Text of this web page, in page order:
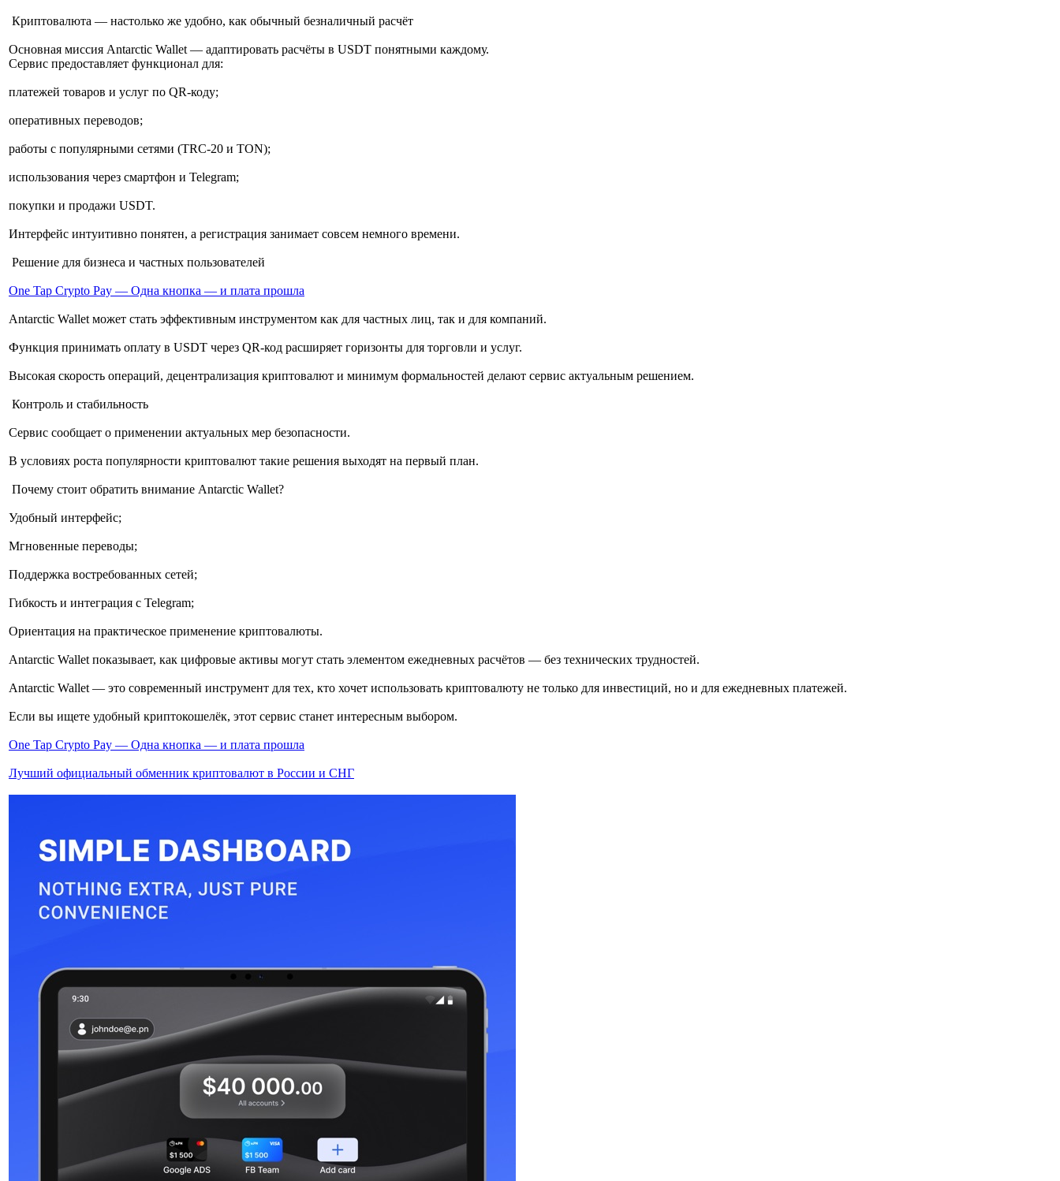
Криптовалюта — настолько же удобно, как обычный безналичный расчёт
Основная миссия Antarctic Wallet — адаптировать расчёты в USDT понятными каждому.
Сервис предоставляет функционал для:
платежей товаров и услуг по QR-коду;
оперативных переводов;
работы с популярными сетями (TRC-20 и TON);
использования через смартфон и Telegram;
покупки и продажи USDT.
Интерфейс интуитивно понятен, а регистрация занимает совсем немного времени.
Решение для бизнеса и частных пользователей
One Tap Crypto Pay — Одна кнопка — и плата прошла
Antarctic Wallet может стать эффективным инструментом как для частных лиц, так и для компаний.
Функция принимать оплату в USDT через QR-код расширяет горизонты для торговли и услуг.
Высокая скорость операций, децентрализация криптовалют и минимум формальностей делают сервис актуальным решением.
Контроль и стабильность
Сервис сообщает о применении актуальных мер безопасности.
В условиях роста популярности криптовалют такие решения выходят на первый план.
Почему стоит обратить внимание Antarctic Wallet?
Удобный интерфейс;
Мгновенные переводы;
Поддержка востребованных сетей;
Гибкость и интеграция с Telegram;
Ориентация на практическое применение криптовалюты.
Antarctic Wallet показывает, как цифровые активы могут стать элементом ежедневных расчётов — без технических трудностей.
Antarctic Wallet — это современный инструмент для тех, кто хочет использовать криптовалюту не только для инвестиций, но и для ежедневных платежей.
Если вы ищете удобный криптокошелёк, этот сервис станет интересным выбором.
One Tap Crypto Pay — Одна кнопка — и плата прошла
Лучший официальный обменник криптовалют в России и СНГ